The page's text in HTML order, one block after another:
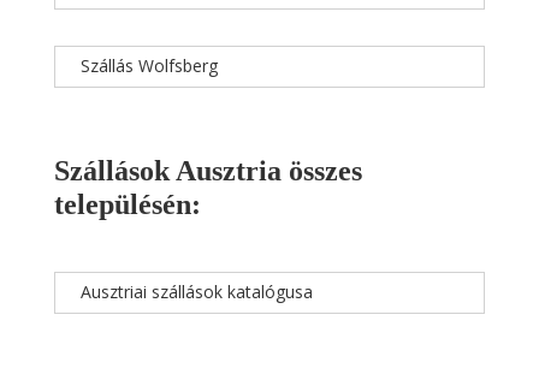
Szállás Wolfsberg
Szállások Ausztria összes
településén:
Ausztriai szállások katalógusa